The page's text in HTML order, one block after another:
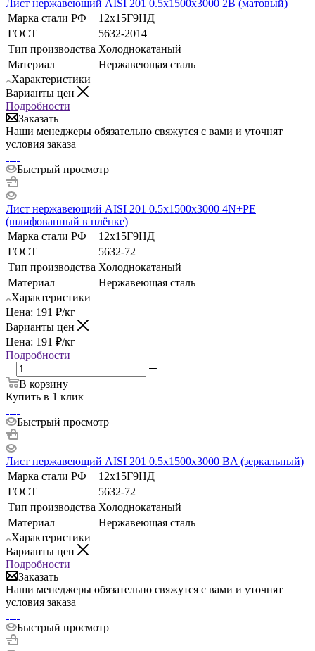
Лист нержавеющий AISI 201 0.5х1500х3000 2B (матовый)
Марка стали РФ
12х15Г9НД
ГОСТ
5632-2014
Тип производства Холоднокатаный
Материал
Нержавеющая сталь
Характеристики
Варианты цен
Подробности
Заказать
Наши менеджеры обязательно свяжутся с вами и уточнят
условия заказа
Быстрый просмотр
Лист нержавеющий AISI 201 0.5х1500х3000 4N+РЕ
(шлифованный в плёнке)
Марка стали РФ
12х15Г9НД
ГОСТ
5632-72
Тип производства Холоднокатаный
Материал
Нержавеющая сталь
Характеристики
Цена: 191 ₽/кг
Варианты цен
Цена: 191 ₽/кг
Подробности
В корзину
Купить в 1 клик
Быстрый просмотр
Лист нержавеющий AISI 201 0.5х1500х3000 BA (зеркальный)
Марка стали РФ
12х15Г9НД
ГОСТ
5632-72
Тип производства Холоднокатаный
Материал
Нержавеющая сталь
Характеристики
Варианты цен
Подробности
Заказать
Наши менеджеры обязательно свяжутся с вами и уточнят
условия заказа
Быстрый просмотр